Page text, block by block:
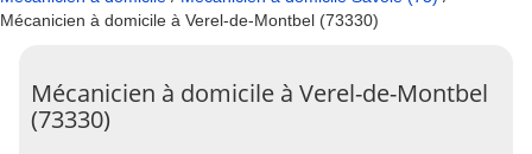
Mécanicien à domicile à Verel-de-Montbel (73330)
Mécanicien à domicile à Verel-de-Montbel
(73330)